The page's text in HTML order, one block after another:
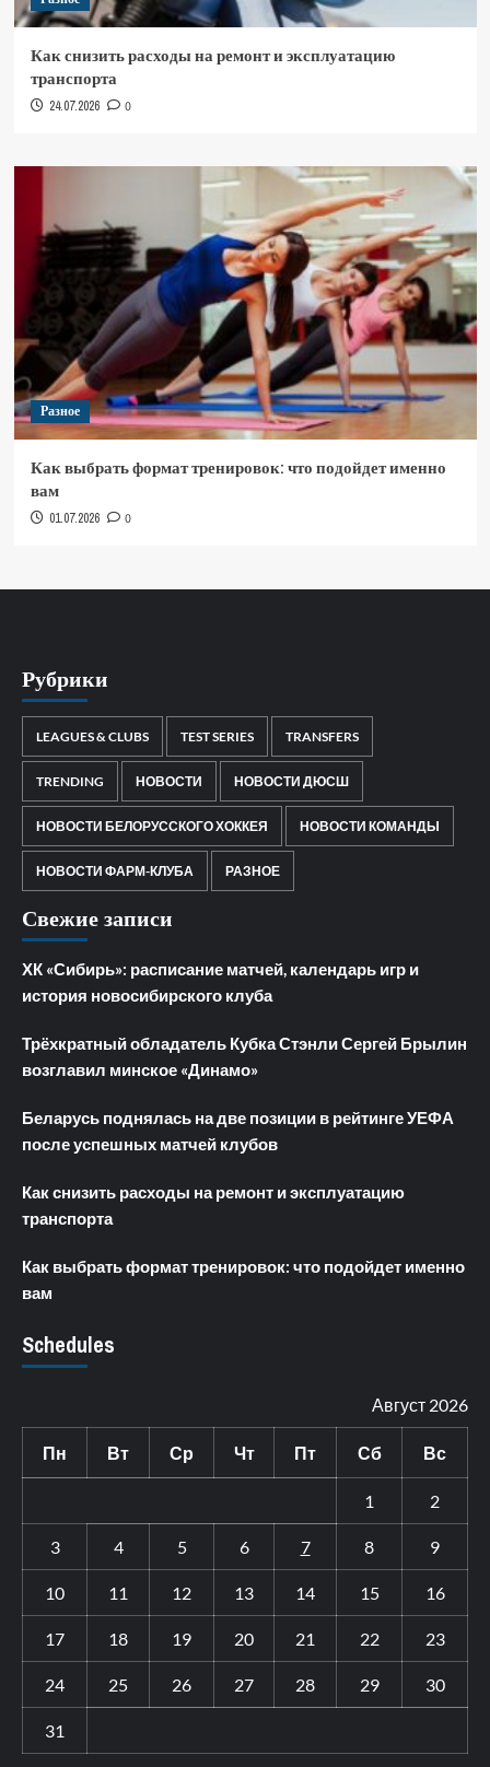
Как снизить расходы на ремонт и эксплуатацию
транспорта
24.07.2026 0
Разное
Как выбрать формат тренировок: что подойдет именно
вам
01.07.2026 0
Рубрики
LEAGUES & CLUBS TEST SERIES TRANSFERS
TRENDING НОВОСТИ НОВОСТИ ДЮСШ
НОВОСТИ БЕЛОРУССКОГО ХОККЕЯ НОВОСТИ КОМАНДЫ
НОВОСТИ ФАРМ-КЛУБА РАЗНОЕ
Свежие записи
ХК «Сибирь»: расписание матчей, календарь игр и
история новосибирского клуба
Трёхкратный обладатель Кубка Стэнли Сергей Брылин
возглавил минское «Динамо»
Беларусь поднялась на две позиции в рейтинге УЕФА
после успешных матчей клубов
Как снизить расходы на ремонт и эксплуатацию
транспорта
Как выбрать формат тренировок: что подойдет именно
вам
Schedules
Август 2026
Пн Вт Ср Чт Пт Сб Вс
1 2
3 4 5 6 7 8 9
10 11 12 13 14 15 16
17 18 19 20 21 22 23
24 25 26 27 28 29 30
31